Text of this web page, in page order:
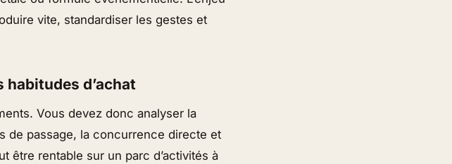
vite, standardiser les gestes et
habitudes d’achat
Vous devez donc analyser la
de passage, la concurrence directe et
être rentable sur un parc d’activités à